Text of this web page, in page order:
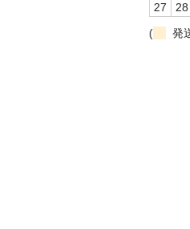
27
28
(
発